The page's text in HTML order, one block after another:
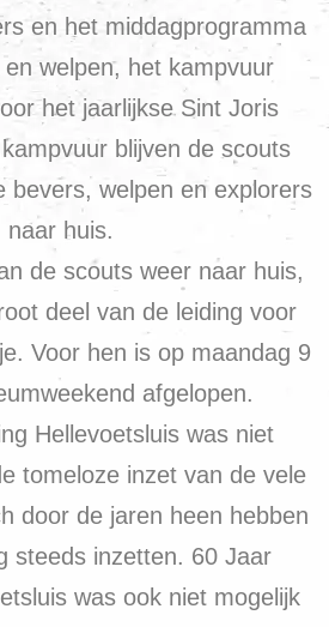
en het middagprogramma
welpen, het kampvuur
het jaarlijkse Sint Joris
blijven de scouts
bevers, welpen en explorers
naar huis.
de scouts weer naar huis,
deel van de leiding voor
Voor hen is op maandag 9
afgelopen.
Hellevoetsluis was niet
tomeloze inzet van de vele
door de jaren heen hebben
steeds inzetten. 60 Jaar
was ook niet mogelijk